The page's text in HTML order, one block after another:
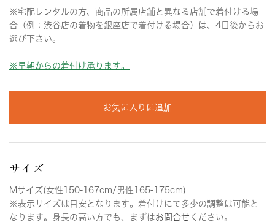
※宅配レンタルの方、商品の所属店舗と異なる店舗で着付ける場
合（例：渋谷店の着物を銀座店で着付ける場合）は、4日後からお
選び下さい。
※早朝からの着付け承ります。
お気に入りに追加
サイズ
Mサイズ(女性150-167cm/男性165-175cm)
※表示サイズは目安となります。着付けにて多少の調整は可能と
なります。身長の高い方でも、まずはお問合せ ください。